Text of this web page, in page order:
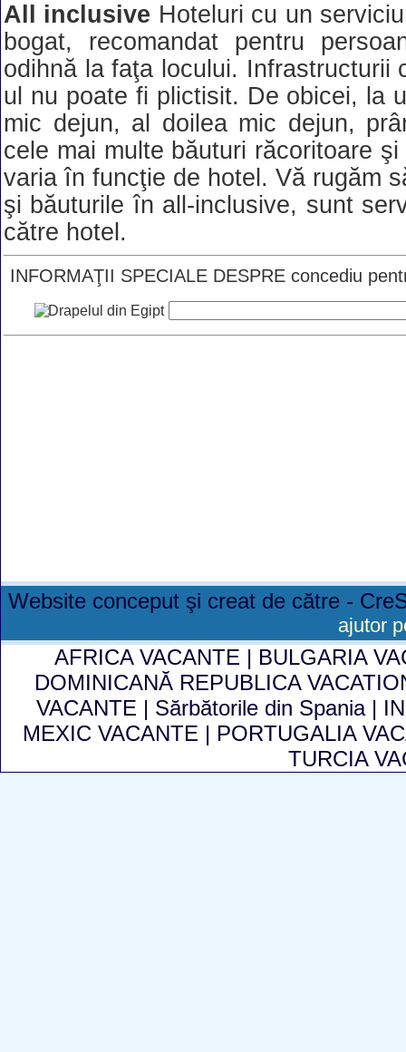
All inclusive Hoteluri cu un
bogat, recomandat pentru
odihnă la faţa locului. Infrastructurii
ul nu poate fi plictisit. De obicei, la
mic dejun, al doilea mic dejun,
cele mai multe băuturi răcoritoare
varia în funcţie de hotel. Vă rugăm
şi băuturile în all-inclusive, sunt
către hotel.
INFORMAŢII SPECIALE DESPRE concediu
Website conceput şi creat de către -
ajutor
AFRICA VACANTE | BULGARIA
DOMINICANĂ REPUBLICA
VACANTE | Sărbătorile din Spania |
MEXIC VACANTE | PORTUGALIA
TURCIA